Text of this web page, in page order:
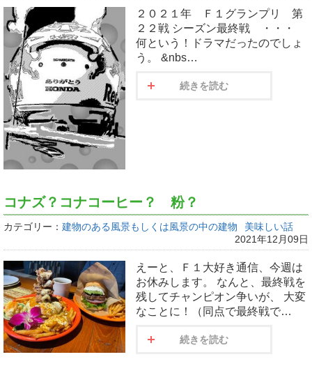
２０２１年 Ｆ１グランプリ 第
２２戦 シーズン最終戦 ・・・
何という！ドラマだったのでしょ
う。 &nbs…
続きを読む
コナズ？コナコーヒー？ 粉？
カテゴリー： 建物のある風景もしくは風景の中の建物
美味しい話
2021年12月09日
えーと、Ｆ１大好き通信、今週は
お休みします。 なんと、最終戦を
残してチャンピオン争いが、 大変
なことに！（同点で最終戦で…
続きを読む